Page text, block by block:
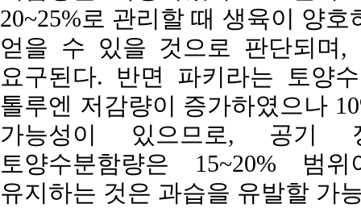
20~25%로 관리할 때 생육이 양
얻을 수 있을 것으로 판단되며
요구된다. 반면 파키라는 토양
톨루엔 저감량이 증가하였으나
가능성이 있으므로, 공기
토양수분함량은 15~20% 범
유지하는 것은 과습을 유발할 가